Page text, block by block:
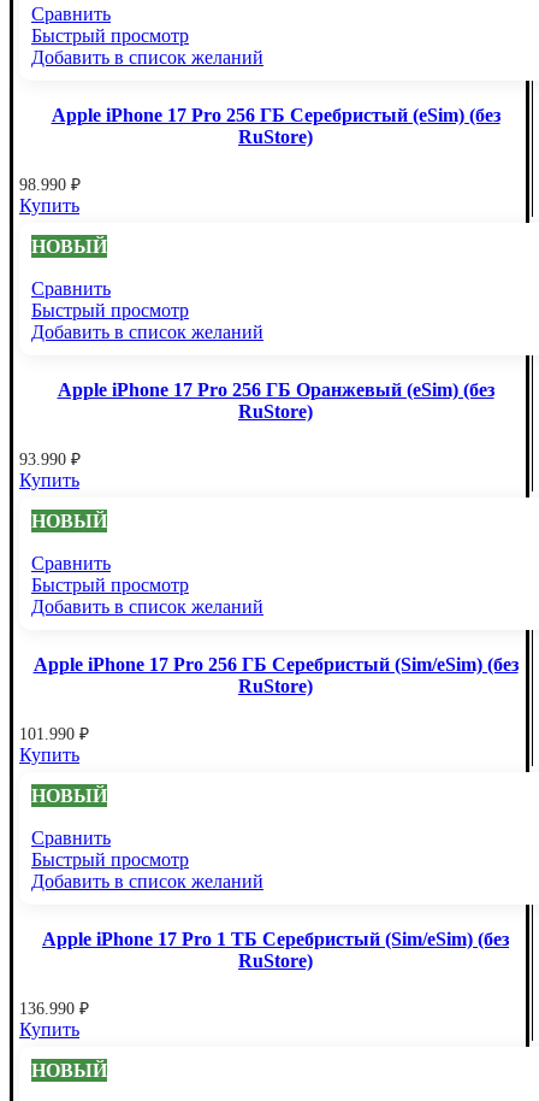
Сравнить
Быстрый просмотр
Добавить в список желаний
Apple iPhone 17 Pro 256 ГБ Серебристый (eSim) (без
RuStore)
98.990 ₽
Купить
НОВЫЙ
Сравнить
Быстрый просмотр
Добавить в список желаний
Apple iPhone 17 Pro 256 ГБ Оранжевый (eSim) (без
RuStore)
93.990 ₽
Купить
НОВЫЙ
Сравнить
Быстрый просмотр
Добавить в список желаний
Apple iPhone 17 Pro 256 ГБ Серебристый (Sim/eSim) (без
RuStore)
101.990 ₽
Купить
НОВЫЙ
Сравнить
Быстрый просмотр
Добавить в список желаний
Apple iPhone 17 Pro 1 ТБ Серебристый (Sim/eSim) (без
RuStore)
136.990 ₽
Купить
НОВЫЙ